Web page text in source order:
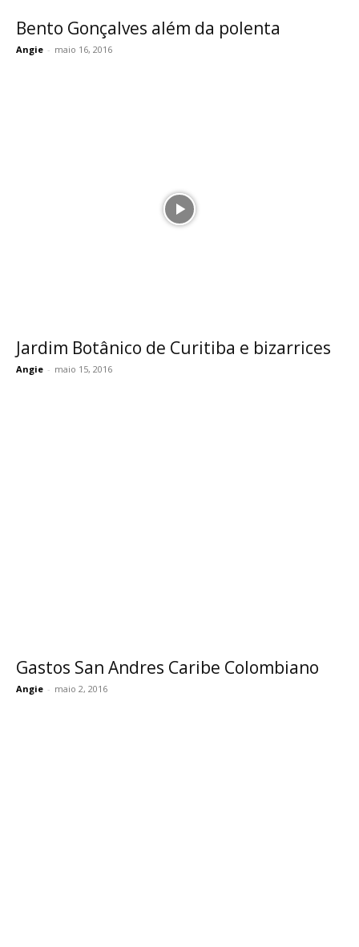
Bento Gonçalves além da polenta
Angie - maio 16, 2016
Jardim Botânico de Curitiba e bizarrices
Angie - maio 15, 2016
Gastos San Andres Caribe Colombiano
Angie - maio 2, 2016